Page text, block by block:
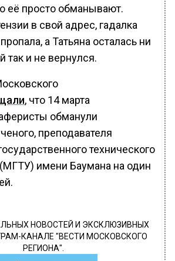
её просто обманывают.
в свой адрес, гадалка
а Татьяна осталась ни
так и не вернулся.
, что 14 марта
обманули
преподавателя
технического
имени Баумана на один
НОВОСТЕЙ И ЭКСКЛЮЗИВНЫХ
КАНАЛЕ "ВЕСТИ МОСКОВСКОГО
РЕГИОНА".